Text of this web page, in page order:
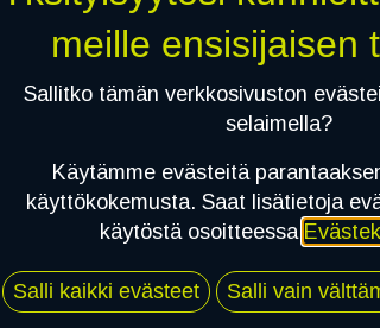
Mikäli
1X 215/
EI
meille ensisijaisen
Sallitko tämän verkkosivuston
selaimella?
Käytämme evästeitä
käyttökokemusta. Saat lisätietoja
käytöstä osoitteessa
Salli kaikki evästeet Salli vain